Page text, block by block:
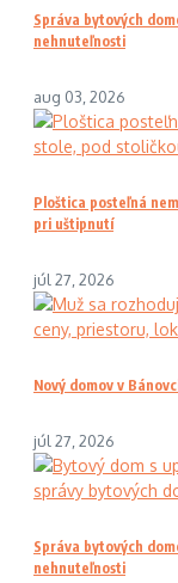
Správa bytových
nehnuteľnosti
aug 03, 2026
Ploštica posteľná
pri uštipnutí
júl 27, 2026
Nový domov v
júl 27, 2026
Správa bytových
nehnuteľnosti